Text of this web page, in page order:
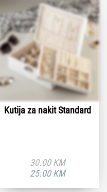
Kutija za nakit Standard
30.00KM
Originalna25.00KM